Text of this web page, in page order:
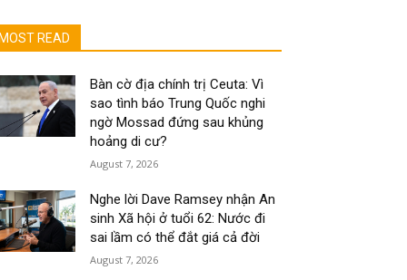
MOST READ
Bàn cờ địa chính trị Ceuta: Vì
sao tình báo Trung Quốc nghi
ngờ Mossad đứng sau khủng
hoảng di cư?
August 7, 2026
Nghe lời Dave Ramsey nhận An
sinh Xã hội ở tuổi 62: Nước đi
sai lầm có thể đắt giá cả đời
August 7, 2026